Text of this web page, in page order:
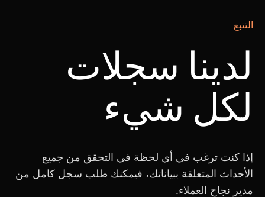
التتبع
لدينا سجلات
لكل شيء
إذا كنت ترغب في أي لحظة في التحقق من جميع
الأحداث المتعلقة ببياناتك، فيمكنك طلب سجل كامل من
مدير نجاح العملاء.